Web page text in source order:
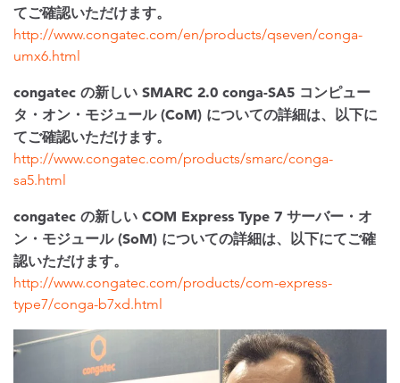
てご確認いただけます。
http://www.congatec.com/en/products/qseven/conga-
umx6.html
congatec の新しい SMARC 2.0 conga-SA5 コンピュー
タ・オン・モジュール (CoM) についての詳細は、以下に
てご確認いただけます。
http://www.congatec.com/products/smarc/conga-
sa5.html
congatec の新しい COM Express Type 7 サーバー・オ
ン・モジュール (SoM) についての詳細は、以下にてご確
認いただけます。
http://www.congatec.com/products/com-express-
type7/conga-b7xd.html